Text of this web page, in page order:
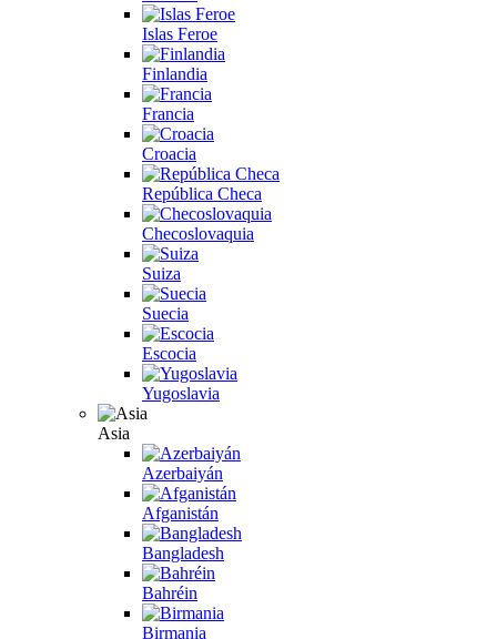
Islas Feroe
Finlandia
Francia
Croacia
República Checa
Checoslovaquia
Suiza
Suecia
Escocia
Yugoslavia
Asia
Azerbaiyán
Afganistán
Bangladesh
Bahréin
Birmania